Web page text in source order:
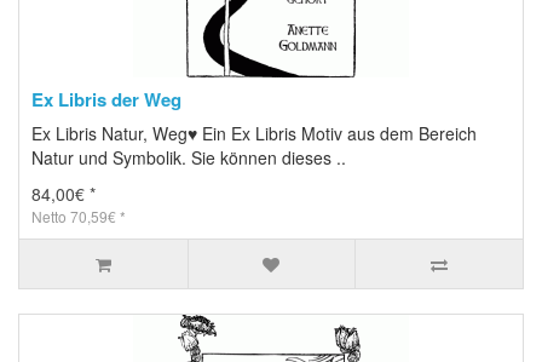
Ex Libris der Weg
Ex Libris Natur, Weg♥ Ein Ex Libris Motiv aus dem Bereich
Natur und Symbolik. Sie können dieses ..
84,00€ *
Netto 70,59€ *